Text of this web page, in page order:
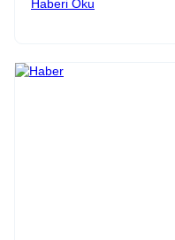
Haberi Oku